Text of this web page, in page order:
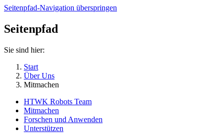
Seitenpfad-Navigation überspringen
Seitenpfad
Sie sind hier:
Start
Über Uns
Mitmachen
HTWK Robots Team
Mitmachen
Forschen und Anwenden
Unterstützen